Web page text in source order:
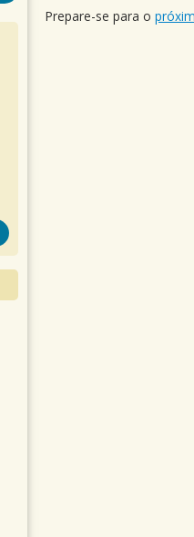
Prepare-se para o